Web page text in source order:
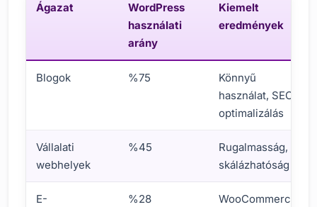
Ágazat
WordPress
használati
arány
Kiemelt
eredmények
Blogok %75
Könnyű
használat, SEO
optimalizálás
Vállalati
webhelyek
%45
Rugalmasság,
skálázhatóság
E-
%28
WooCommerce